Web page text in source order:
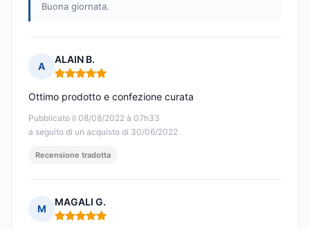
Buona giornata.
A
ALAIN B.
Nota: 5 su 5
Pubblicato il 08/08/2022 à 07h33
a seguito di un acquisto di 30/06/2022
Ottimo prodotto e confezione curata
Recensione tradotta
M
MAGALI G.
Nota: 5 su 5